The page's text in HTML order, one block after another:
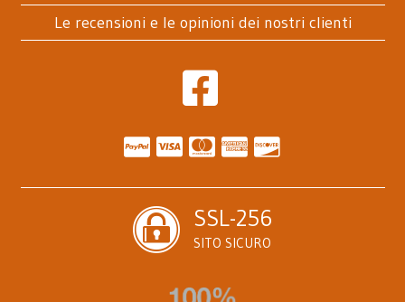
Le recensioni e le opinioni dei nostri clienti
SSL-256
SITO SICURO